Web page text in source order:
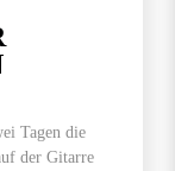
Tagen die
der Gitarre